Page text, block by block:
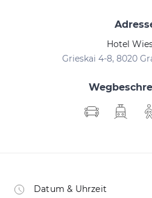
Hotel
Grieskai 4-8, 8020
Datum & Uhrzeit